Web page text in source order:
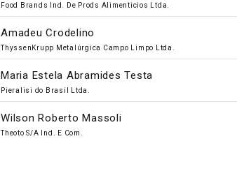
Food Brands Ind. De Prods Alimenticios Ltda.
Amadeu Crodelino
ThyssenKrupp Metalúrgica Campo Limpo Ltda.
Maria Estela Abramides Testa
Pieralisi do Brasil Ltda.
Wilson Roberto Massoli
Theoto S/A Ind. E Com.